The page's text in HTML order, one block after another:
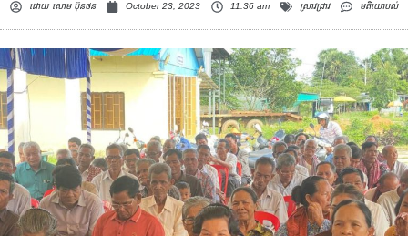
ដោយសោម ប៊ុនថន October 23, 2023 11:36 am ស្រាវជ្រាវ មតិយោបល់